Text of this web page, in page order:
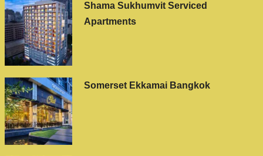
Shama Sukhumvit Serviced
Apartments
Somerset Ekkamai Bangkok